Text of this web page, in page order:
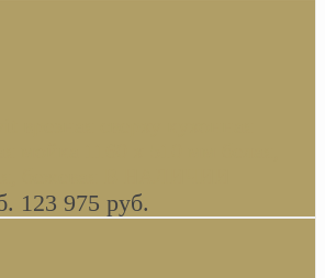
мойка 1160 x 510 мм белая,
бежевая В НАЛИЧИИ
123 975 руб.